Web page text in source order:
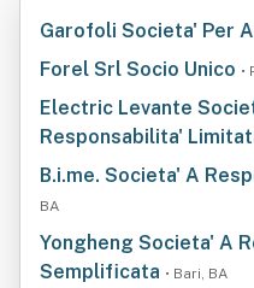
Garofoli Societa' Per
Forel Srl Socio Unico •
Electric Levante
Responsabilita'
B.i.me. Societa' A
BA
Yongheng Societa' A
Semplificata • Bari, BA